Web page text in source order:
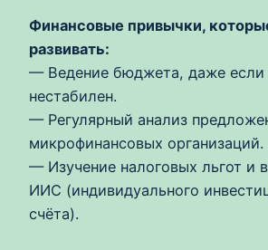
Финансовые привычки,
развивать:
— Ведение бюджета, даже если
нестабилен.
— Регулярный анализ
микрофинансовых организаций.
— Изучение налоговых льгот и
ИИС (индивидуального
счёта).